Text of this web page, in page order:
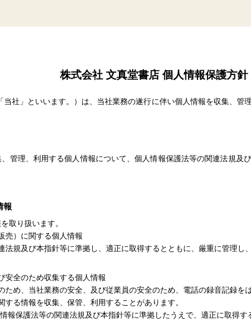
株式会社 文真堂書店 個人情報保護方針
社」といいます。）は、当社業務の遂行に伴い個人情報を収集、管
管理、利用する個人情報について、個人情報保護法等の関連法規及
報
取り扱います。
売）に関する個人情報
法規及び本指針等に準拠し、適正に取得するとともに、厳重に管理し
安全のため収集する個人情報
ため、当社業務の安全、及び従業員の安全のため、電話の録音記録を
する情報を収集、保管、利用することがあります。
報保護法等の関連法規及び本指針等に準拠したうえで、適正に取得